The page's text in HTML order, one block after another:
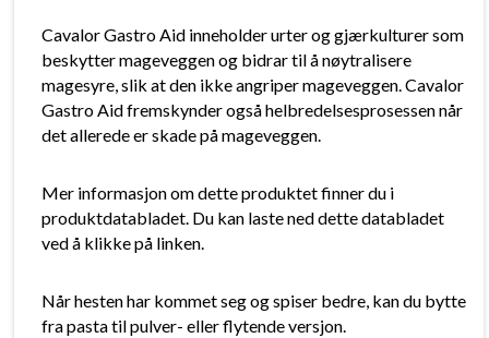
Cavalor Gastro Aid inneholder urter og gjærkulturer som
beskytter mageveggen og bidrar til å nøytralisere
magesyre, slik at den ikke angriper mageveggen. Cavalor
Gastro Aid fremskynder også helbredelsesprosessen når
det allerede er skade på mageveggen.
Mer informasjon om dette produktet finner du i
produktdatabladet. Du kan laste ned dette databladet
ved å klikke på linken.
Når hesten har kommet seg og spiser bedre, kan du bytte
fra pasta til pulver- eller flytende versjon.